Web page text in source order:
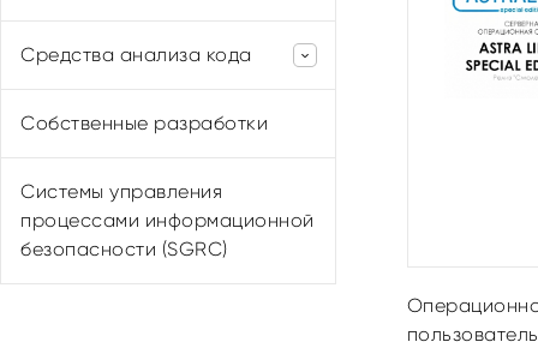
NGR Softlab
Средства анализа кода
Собственные разработки
Системы управления
процессами информационной
безопасности (SGRC)